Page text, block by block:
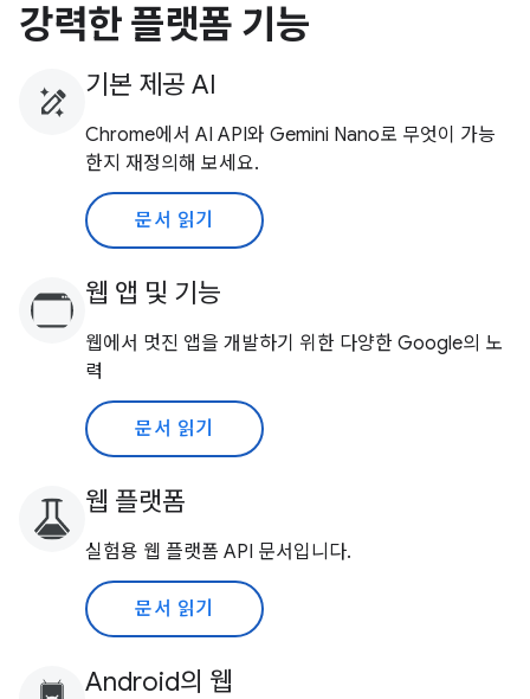
강력한 플랫폼 기능
기본 제공 AI
Chrome에서 AI API와 Gemini Nano로 무엇이 가능
한지 재정의해 보세요.
문서 읽기
웹 앱 및 기능
웹에서 멋진 앱을 개발하기 위한 다양한 Google의 노
력
문서 읽기
웹 플랫폼
실험용 웹 플랫폼 API 문서입니다.
문서 읽기
Android의 웹